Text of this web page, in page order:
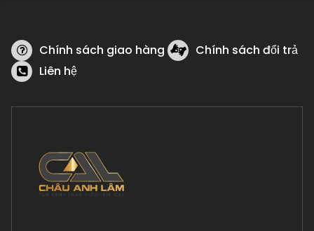
Chính sách giao hàng
Chính sách đổi trả
Liên hệ